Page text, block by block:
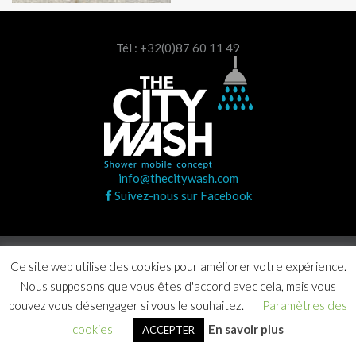
Tél : +32(0)87 60 11 49
info@thecitywash.com
Suivez-nous sur Facebook
Agence Craft Studio
Ce site web utilise des cookies pour améliorer votre expérience.
Nous supposons que vous êtes d'accord avec cela, mais vous
pouvez vous désengager si vous le souhaitez.
Paramètres des
cookies
ACCEPTER En savoir plus